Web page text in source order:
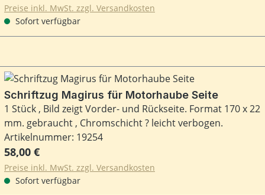
Preise inkl. MwSt. zzgl. Versandkosten
Sofort verfügbar
Schriftzug Magirus für Motorhaube Seite
1 Stück , Bild zeigt Vorder- und Rückseite. Format 170 x 22
mm. gebraucht , Chromschicht ? leicht verbogen.
Artikelnummer: 19254
Regulärer Preis:
58,00 €
Preise inkl. MwSt. zzgl. Versandkosten
Sofort verfügbar